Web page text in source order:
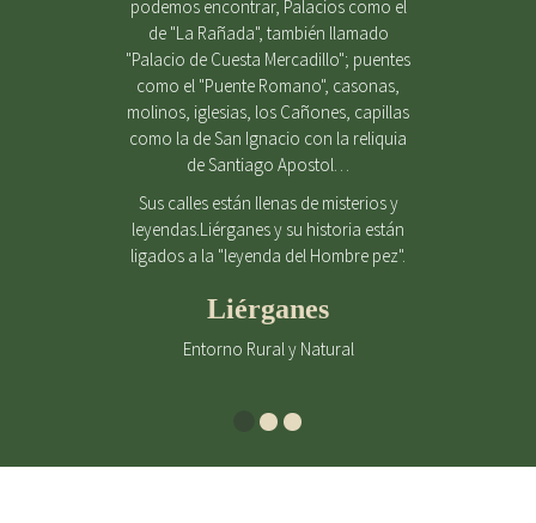
podemos encontrar, Palacios como el
de "La Rañada", también llamado
"Palacio de Cuesta Mercadillo"; puentes
como el "Puente Romano", casonas,
molinos, iglesias, los Cañones, capillas
como la de San Ignacio con la reliquia
de Santiago Apostol…
Sus calles están llenas de misterios y
leyendas.Liérganes y su historia están
ligados a la "leyenda del Hombre pez".
Liérganes
Entorno Rural y Natural